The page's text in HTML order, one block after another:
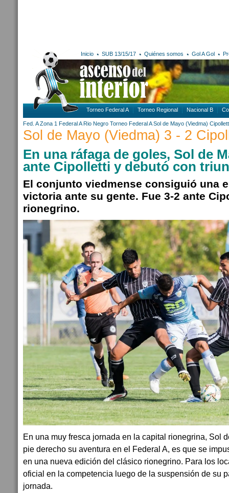
Inicio SUB 13/15/17 Quiénes somos Gol A Gol
Torneo Federal A Torneo Regional Nacional B
Fed. A Zona 1 Federal A Rio Negro Torneo Federal A Sol de Mayo (Viedma)
Sol de Mayo (Viedma) 3 - 2
En una ráfaga de goles, Sol de
ante Cipolletti y debutó con
El conjunto viedmense consiguió una
victoria ante su gente. Fue 3-2 ante
rionegrino.
En una muy fresca jornada en la capital rionegrina, Sol
pie derecho su aventura en el Federal A, es que se
en una nueva edición del clásico rionegrino. Para los
oficial en la competencia luego de la suspensión de su
jornada.